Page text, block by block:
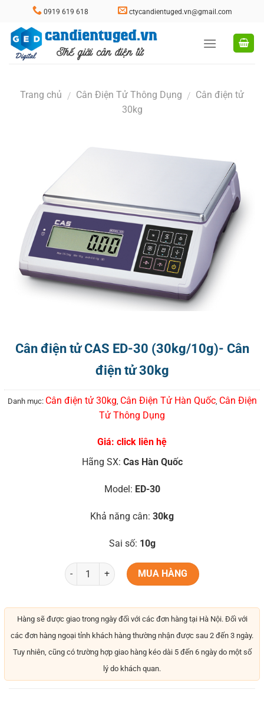
content
0919 619 618 ctycandientuged.vn@gmail.com
Trang chủ / Cân Điện Tử Thông Dụng / Cân điện tử
30kg
Cân điện tử CAS ED-30 (30kg/10g)- Cân
điện tử 30kg
Danh mục: Cân điện tử 30kg, Cân Điện Tử Hàn Quốc, Cân Điện
Tử Thông Dụng
Giá: click liên hệ
Hãng SX: Cas Hàn Quốc
Model: ED-30
Khả năng cân: 30kg
Sai số: 10g
MUA HÀNG
Hàng sẽ được giao trong ngày đối với các đơn hàng tại Hà Nội. Đối với
các đơn hàng ngoại tỉnh khách hàng thường nhận được sau 2 đến 3 ngày.
Tuy nhiên, cũng có trường hợp giao hàng kéo dài 5 đến 6 ngày do một số
lý do khách quan.